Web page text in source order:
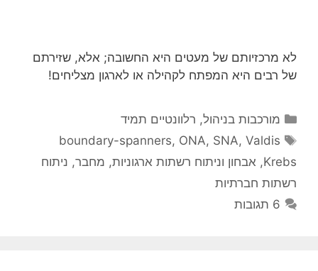
לא מרכזיותם של מעטים היא החשובה; אלא, שזירתם
של רבים היא המפתח לקהילה או לארגון מצליחים!
קטגוריות
מורכבות בניהול, רלוונטיים תמיד
תגיות
boundary-spanners, ONA, SNA, Valdis
Krebs
, אבחון וניתוח רשתות ארגוניות, מחבר, ניתוח
רשתות חברתיות
6 תגובות